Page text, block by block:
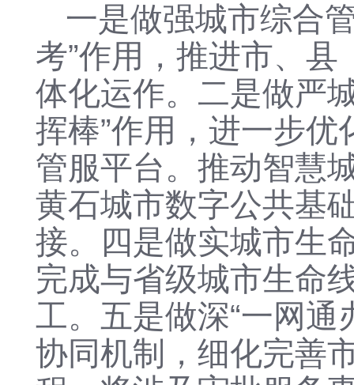
一是做强城市综合
考”作用，推进市、县
体化运作。 二是做严
挥棒”作用，进一步
管服平台。推动智慧
黄石城市数字公共基
接。
四是做实城市生
完成与省级城市生命
工。 五是做深“一网通
协同机制，细化完善